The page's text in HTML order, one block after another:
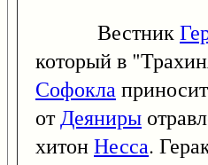
Вестник
который в
Софокла
отДеяниры
хитонНесса.